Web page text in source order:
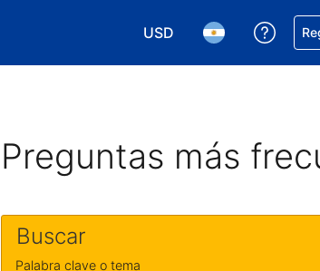
USD
Elegir la moneda. Tu
Elegir el
Preguntas más
Buscar
Palabra clave o tema